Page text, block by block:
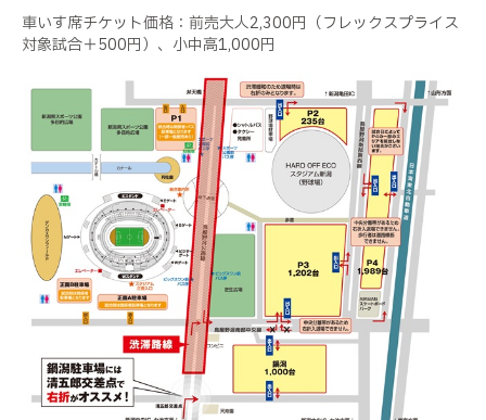
車いす席チケット価格：前売大人2,300円（フレックスプライス
対象試合＋500円）、小中高1,000円